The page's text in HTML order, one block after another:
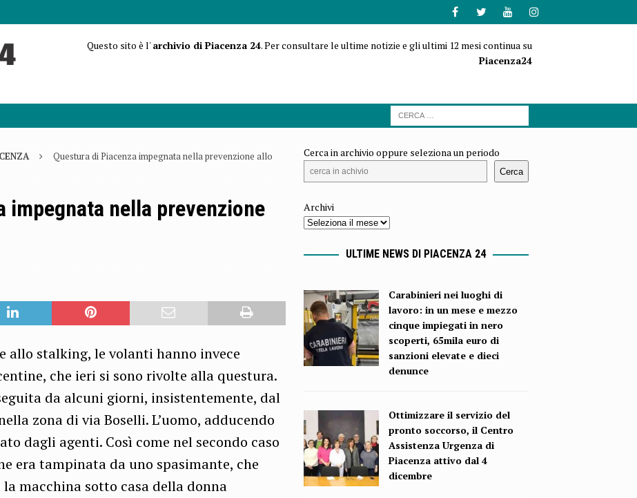
Questo sito è l'archivio di Piacenza 24. Per consultare le ultime notizie e gli ultimi 12 mesi continua su
Piacenza24
Questura di Piacenza impegnata nella prevenzione allo
impegnata nella prevenzione
allo stalking, le volanti hanno invece
che ieri si sono rivolte alla questura.
da alcuni giorni, insistentemente, dal
zona di via Boselli. L’uomo, adducendo
dagli agenti. Così come nel secondo caso
era tampinata da uno spasimante, che
macchina sotto casa della donna
Cerca in archivio oppure seleziona un periodo
Cerca
Archivi
ULTIME NEWS DI PIACENZA 24
Carabinieri nei luoghi di
lavoro: in un mese e mezzo
cinque impiegati in nero
scoperti, 65mila euro di
sanzioni elevate e dieci
denunce
Ottimizzare il servizio del
pronto soccorso, il Centro
Assistenza Urgenza di
Piacenza attivo dal 4
dicembre